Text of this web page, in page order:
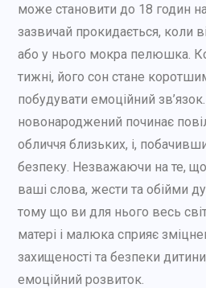
може становити до 18 годин
зазвичай прокидається, коли
або у нього мокра пелюшка.
тижні, його сон стане
побудувати емоційний
новонароджений починає
обличчя близьких, і,
безпеку. Незважаючи на те, що
ваші слова, жести та обійми
тому що ви для нього весь
матері і малюка сприяє
захищеності та безпеки
емоційний розвиток.